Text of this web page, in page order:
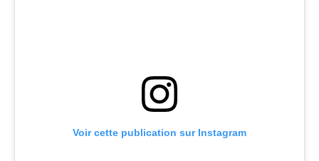
Voir cette publication sur Instagram